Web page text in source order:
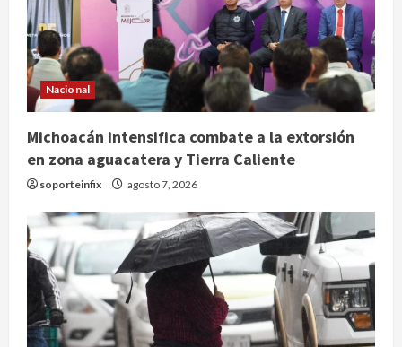
Nacional
Michoacán intensifica combate a la extorsión
en zona aguacatera y Tierra Caliente
soporteinfix agosto 7, 2026